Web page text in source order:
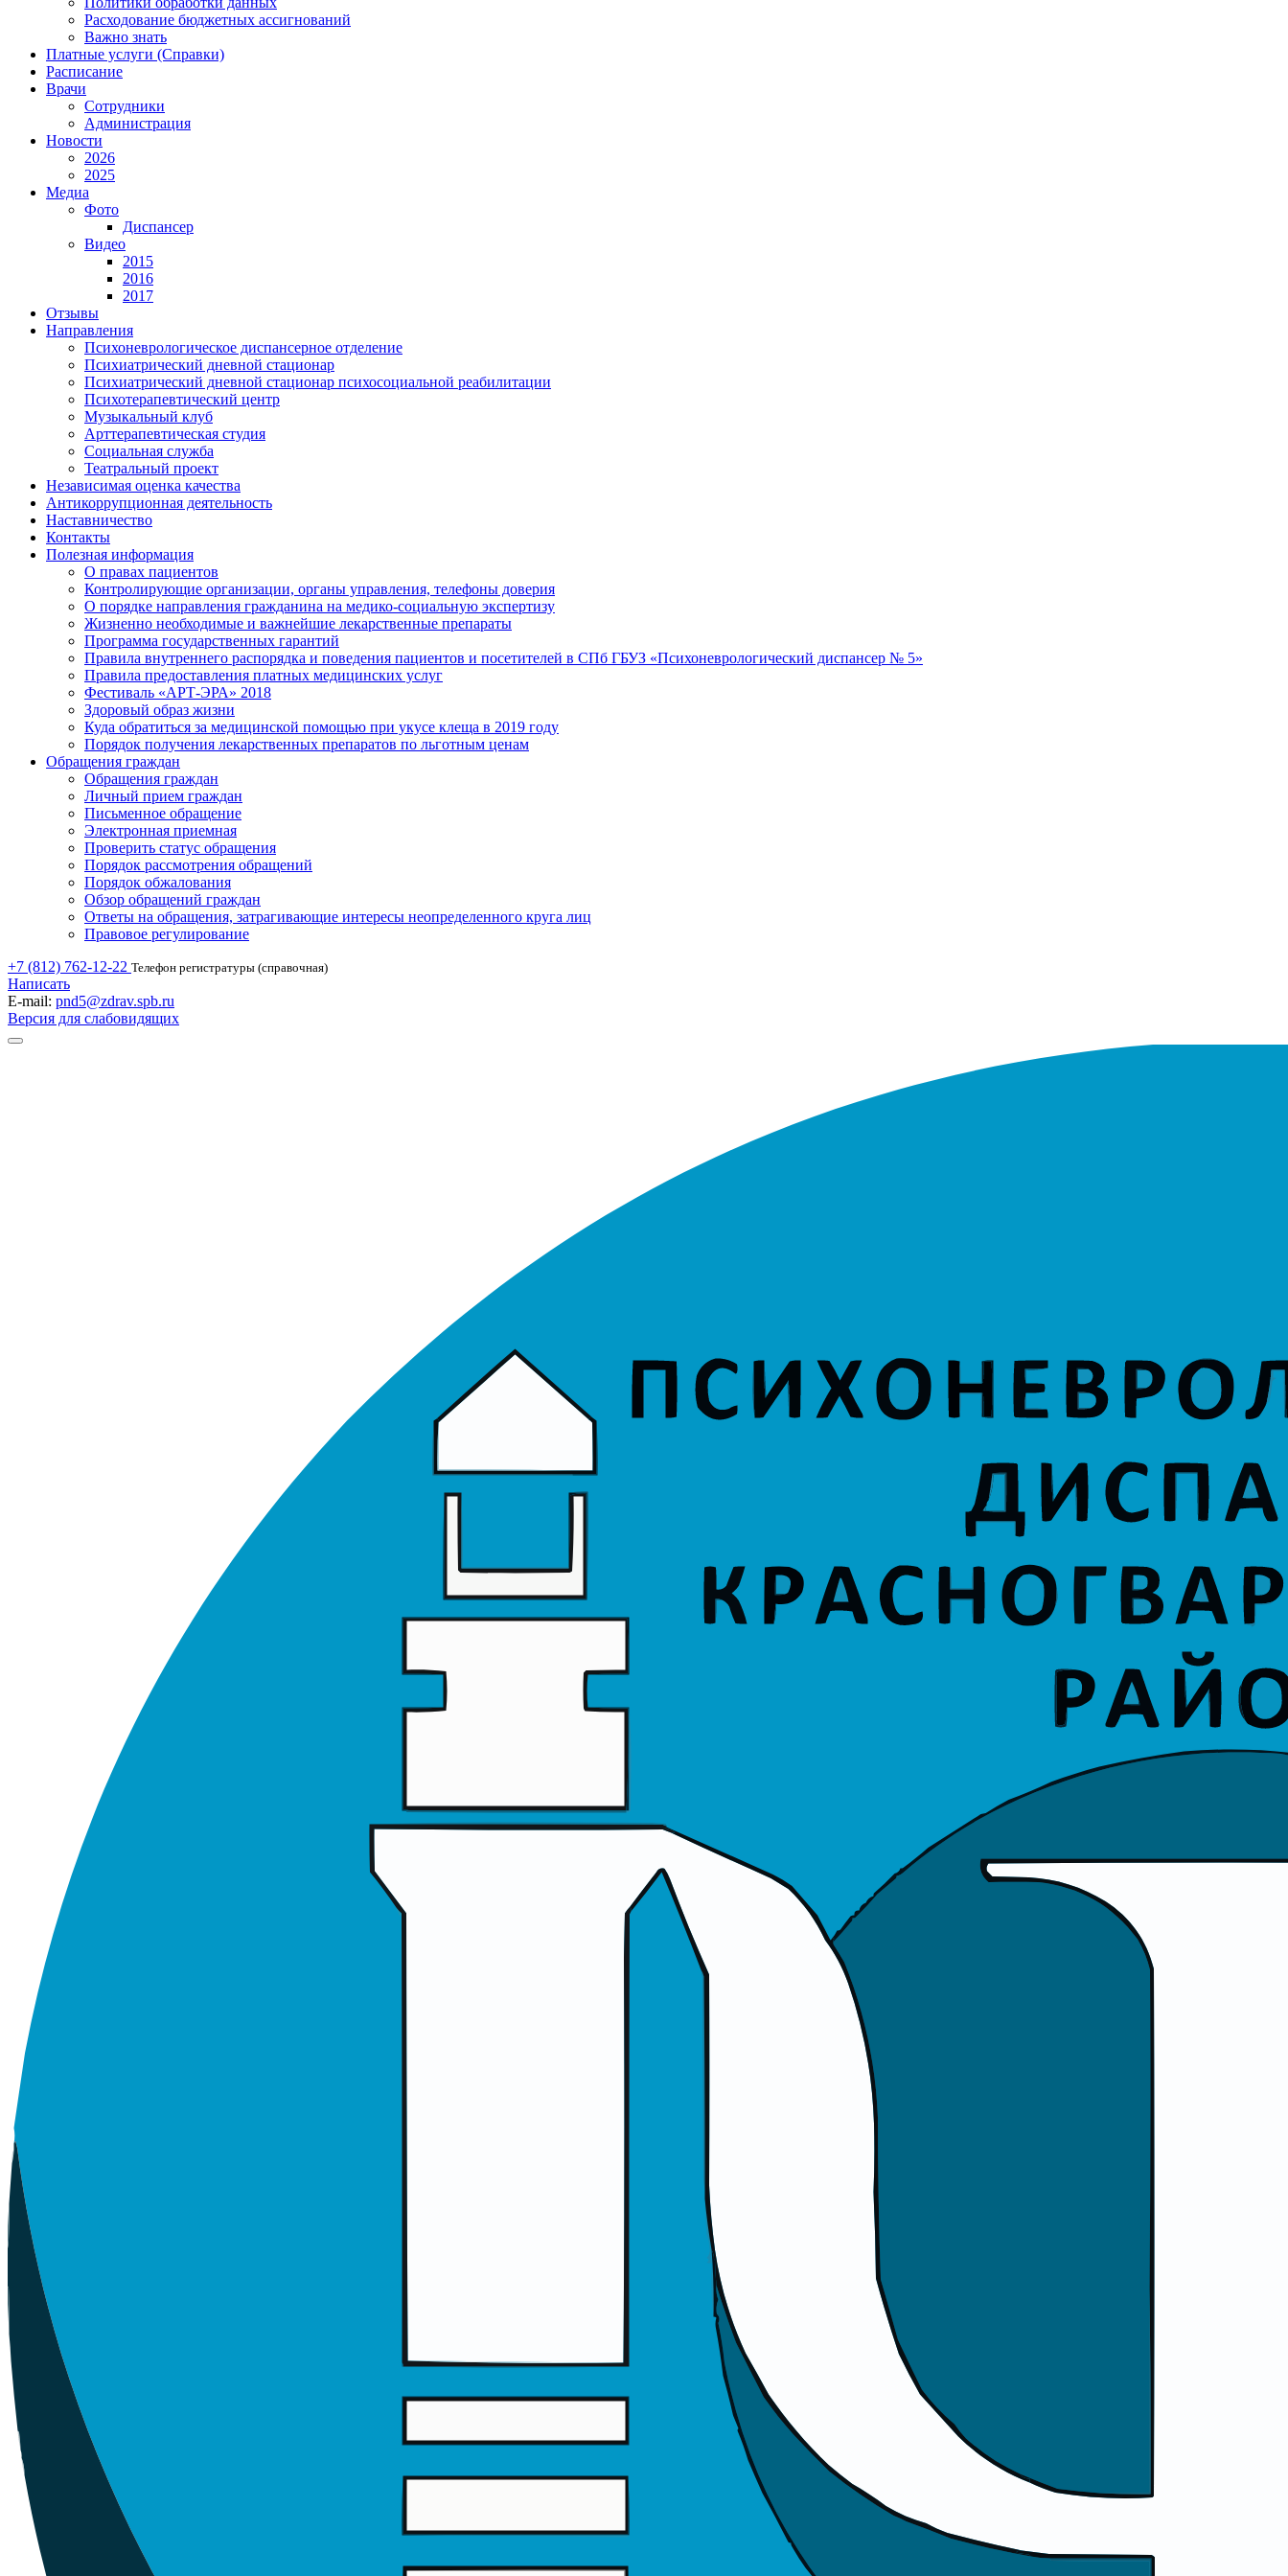
Расходование бюджетных ассигнований
Важно знать
Платные услуги (Справки)
Расписание
Врачи
Сотрудники
Администрация
Новости
2026
2025
Медиа
Фото
Диспансер
Видео
2015
2016
2017
Отзывы
Направления
Психоневрологическое диспансерное отделение
Психиатрический дневной стационар
Психиатрический дневной стационар психосоциальной реабилитации
Психотерапевтический центр
Музыкальный клуб
Арттерапевтическая студия
Социальная служба
Театральный проект
Независимая оценка качества
Антикоррупционная деятельность
Наставничество
Контакты
Полезная информация
О правах пациентов
Контролирующие организации, органы управления, телефоны доверия
О порядке направления гражданина на медико-социальную экспертизу
Жизненно необходимые и важнейшие лекарственные препараты
Программа государственных гарантий
Правила внутреннего распорядка и поведения пациентов и посетителей в СПб ГБУЗ «Психоневрологический диспансер № 5»
Правила предоставления платных медицинских услуг
Фестиваль «АРТ-ЭРА» 2018
Здоровый образ жизни
Куда обратиться за медицинской помощью при укусе клеща в 2019 году
Порядок получения лекарственных препаратов по льготным ценам
Обращения граждан
Обращения граждан
Личный прием граждан
Письменное обращение
Электронная приемная
Проверить статус обращения
Порядок рассмотрения обращений
Порядок обжалования
Обзор обращений граждан
Ответы на обращения, затрагивающие интересы неопределенного круга лиц
Правовое регулирование
+7 (812) 762-12-22 Телефон регистратуры (справочная)
Написать
E-mail: pnd5@zdrav.spb.ru
Версия для слабовидящих